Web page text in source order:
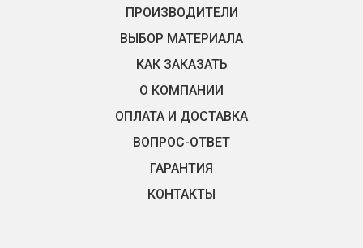
ПРОИЗВОДИТЕЛИ
ВЫБОР МАТЕРИАЛА
КАК ЗАКАЗАТЬ
О КОМПАНИИ
ОПЛАТА И ДОСТАВКА
ВОПРОС-ОТВЕТ
ГАРАНТИЯ
КОНТАКТЫ